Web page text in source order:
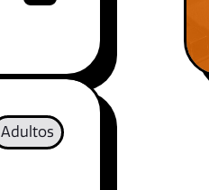
Adultos